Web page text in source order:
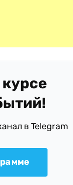
в Telegram